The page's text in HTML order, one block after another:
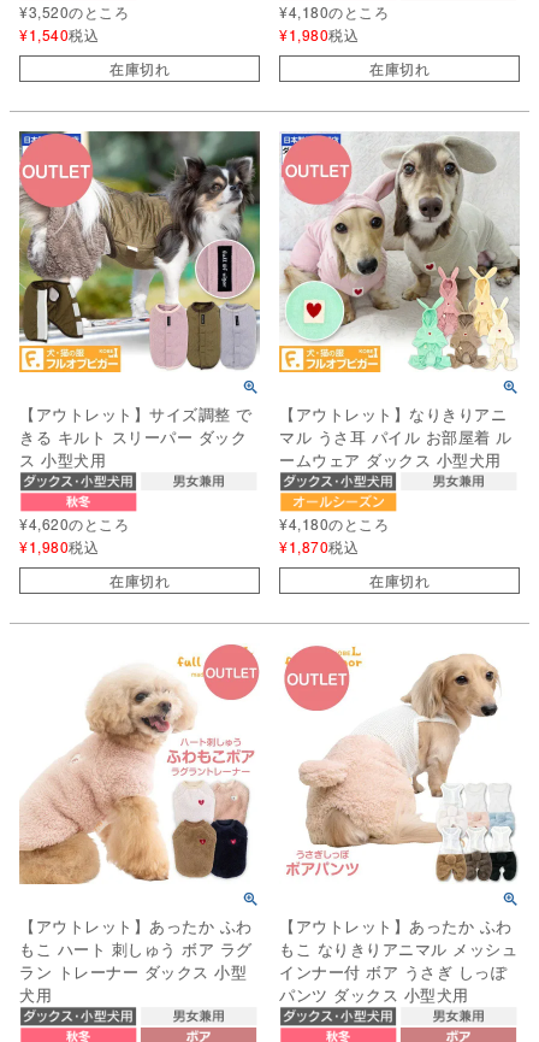
¥3,520のところ
¥1,540税込
在庫切れ
¥4,180のところ
¥1,980税込
在庫切れ
【アウトレット】サイズ調整 で
きる キルト スリーパー ダック
ス 小型犬用
¥4,620のところ
¥1,980税込
在庫切れ
【アウトレット】なりきりアニ
マル うさ耳 パイル お部屋着 ル
ームウェア ダックス 小型犬用
¥4,180のところ
¥1,870税込
在庫切れ
【アウトレット】あったか ふわ
もこ ハート 刺しゅう ボア ラグ
ラン トレーナー ダックス 小型
犬用
【アウトレット】あったか ふわ
もこ なりきりアニマル メッシュ
インナー付 ボア うさぎ しっぽ
パンツ ダックス 小型犬用